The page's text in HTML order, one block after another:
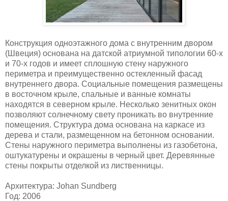
Конструкция одноэтажного дома с внутренним двором
(Швеция) основана на датской атриумной типологии 60-х
и 70-х годов и имеет сплошную стену наружного
периметра и преимущественно остекленный фасад
внутреннего двора. Социальные помещения размещены
в восточном крыле, спальные и ванные комнаты
находятся в северном крыле. Несколько зенитных окон
позволяют солнечному свету проникать во внутренние
помещения. Структура дома основана на каркасе из
дерева и стали, размещенном на бетонном основании.
Стены наружного периметра выполнены из газобетона,
оштукатурены и окрашены в черный цвет. Деревянные
стены покрыты отделкой из лиственницы.
Архитектура: Johan Sundberg
Год: 2006